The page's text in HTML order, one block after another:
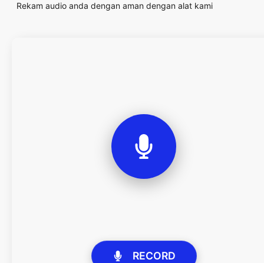
Rekam audio anda dengan aman dengan alat kami
RECORD